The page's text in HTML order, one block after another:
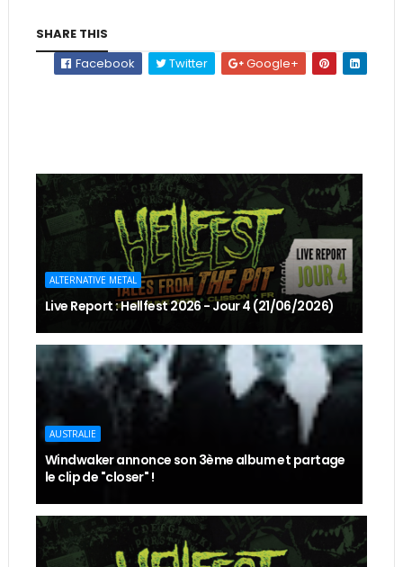
SHARE THIS
Facebook
Twitter Google+
ALTERNATIVE METAL
Live Report : Hellfest 2026 - Jour 4 (21/06/2026)
AUSTRALIE
Windwaker annonce son 3ème album et partage
le clip de "closer" !